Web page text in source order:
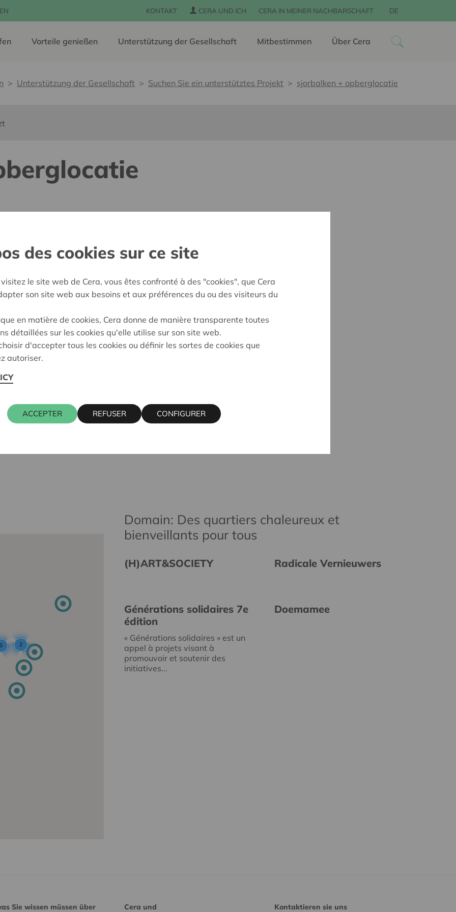
KONTAKT CERA UND ICH CERA IN MEINER NACHBARSCHAFT DE
Vorteile genießen Unterstützung der Gesellschaft Mitbestimmen Über Cera
Unterstützung der Gesellschaft Suchen Sie ein unterstütztes Projekt sjorbalken + opberglocatie
tous
Approved
Kontaktperson
alain.baeck@cera.coop
5
2
Domain: Des quartiers chaleureux et
bienveillants pour tous
(H)ART&SOCIETY Radicale Vernieuwers
Générations solidaires 7e
édition
« Générations solidaires » est un
appel à projets visant à
promouvoir et soutenir des
initiatives...
Doemamee
Sie wissen müssen über Cera und Kontaktieren sie uns
des cookies sur ce site
le site web de Cera, vous êtes confronté à des "cookies", que Cera
son site web aux besoins et aux préférences du ou des visiteurs du
en matière de cookies, Cera donne de manière transparente toutes
détaillées sur les cookies qu'elle utilise sur son site web.
d'accepter tous les cookies ou définir les sortes de cookies que
autoriser.
ACCEPTER REFUSER CONFIGURER